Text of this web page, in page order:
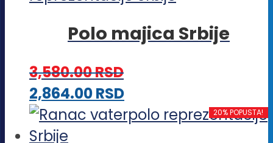
na
stranici
varijanti.
mogu
biti
izabrane
Polo majica Srbije
3,580.00RSD
2,864.00RSDOvaj
proizvod
20% POPUSTA!